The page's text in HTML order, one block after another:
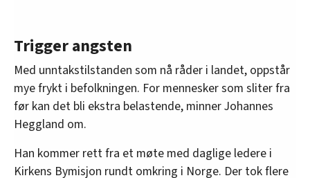
Trigger angsten
Med unntakstilstanden som nå råder i landet, oppstår
mye frykt i befolkningen. For mennesker som sliter fra
før kan det bli ekstra belastende, minner Johannes
Heggland om.
Han kommer rett fra et møte med daglige ledere i
Kirkens Bymisjon rundt omkring i Norge. Der tok flere